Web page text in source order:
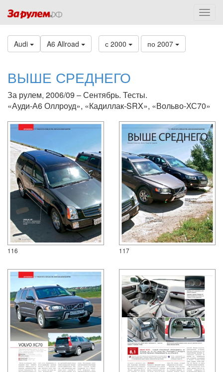
Audi A6 Allroad с 2000 по 2007
ВЫШЕ СРЕДНЕГО
За рулем, 2006/09 – Сентябрь. Тесты.
«Ауди-А6 Оллроуд», «Кадиллак-SRX», «Вольво-ХС70»
116 117